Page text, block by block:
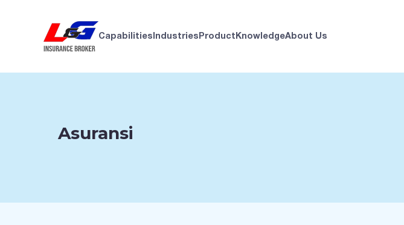
Capabilities Industries Product KnowledgeAbout Us
Asuransi